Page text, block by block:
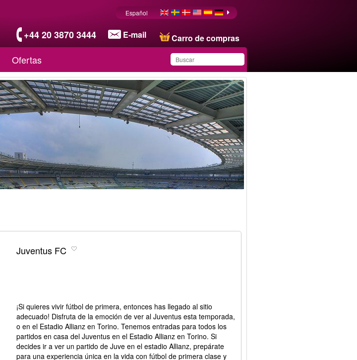
+44 20 3870 3444 E-mail Carro de compras
Español
Ofertas
Ha guardado este
producto en su lista
Juventus FC
¡Si quieres vivir fútbol de primera, entonces has llegado al sitio
adecuado! Disfruta de la emoción de ver al Juventus esta temporada,
o en el Estadio Allianz en Torino. Tenemos entradas para todos los
partidos en casa del Juventus en el Estadio Allianz en Torino. Si
decides ir a ver un partido de Juve en el estadio Allianz, prepárate
para una experiencia única en la vida con fútbol de primera clase y